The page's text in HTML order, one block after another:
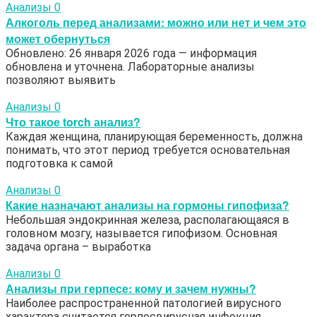
Анализы 0
Алкоголь перед анализами: можно или нет и чем это
может обернуться
Обновлено: 26 января 2026 года — информация
обновлена и уточнена. Лабораторные анализы
позволяют выявить
Анализы 0
Что такое torch анализ?
Каждая женщина, планирующая беременность, должна
понимать, что этот период требуется основательная
подготовка к самой
Анализы 0
Какие назначают анализы на гормоны гипофиза?
Небольшая эндокринная железа, располагающаяся в
головном мозгу, называется гипофизом. Основная
задача органа – выработка
Анализы 0
Анализы при герпесе: кому и зачем нужны?
Наиболее распространенной патологией вирусного